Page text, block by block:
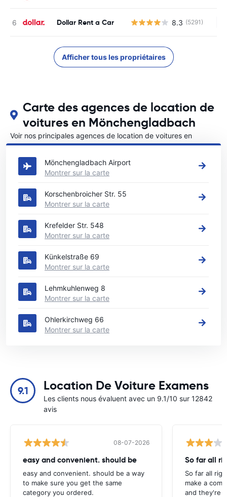
Dollar Rent a Car 8.3 (5291)
Afficher tous les propriétaires
Carte des agences de location de
voitures en Mönchengladbach
Voir nos principales agences de location de voitures en
Mönchengladbach
Mönchengladbach Airport
Montrer sur la carte
Korschenbroicher Str. 55
Montrer sur la carte
Krefelder Str. 548
Montrer sur la carte
Künkelstraße 69
Montrer sur la carte
Lehmkuhlenweg 8
Montrer sur la carte
Ohlerkirchweg 66
Montrer sur la carte
9.1 Location De Voiture Examens
Les clients nous évaluent avec un 9.1/10 sur 12842
avis
08-07-2026
easy and convenient. should be
easy and convenient. should be a way
to make sure you get the same
category you ordered.
So far all
So far all
make a
and they're